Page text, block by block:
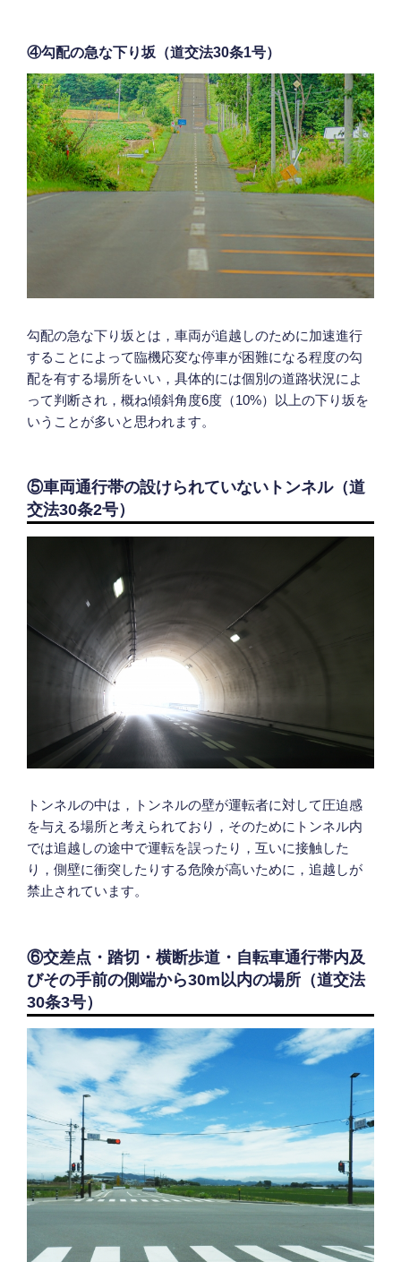
④勾配の急な下り坂（道交法30条1号）
勾配の急な下り坂とは，車両が追越しのために加速進行
することによって臨機応変な停車が困難になる程度の勾
配を有する場所をいい，具体的には個別の道路状況によ
って判断され，概ね傾斜角度6度（10%）以上の下り坂を
いうことが多いと思われます。
⑤車両通行帯の設けられていないトンネル（道
交法30条2号）
トンネルの中は，トンネルの壁が運転者に対して圧迫感
を与える場所と考えられており，そのためにトンネル内
では追越しの途中で運転を誤ったり，互いに接触した
り，側壁に衝突したりする危険が高いために，追越しが
禁止されています。
⑥交差点・踏切・横断歩道・自転車通行帯内及
びその手前の側端から30m以内の場所（道交法
30条3号）